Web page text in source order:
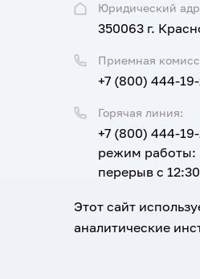
Юридический
350063 г.
Приемная
+7 (800) 444-
Горячая линия:
+7 (800) 444-
режим работы:
перерыв с
Email:
Этот сайт
аналитические